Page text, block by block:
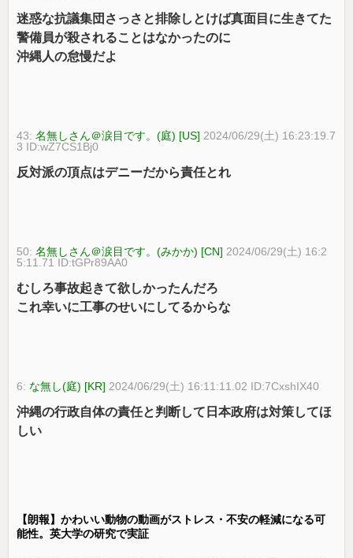
迷惑な抗議集団さっさと排除しとけば真面目に生きてた
警備員が殺されることはなかったのに
沖縄人の怠慢だよ
43:名無しさん＠涙目です。(庭) [US] 2024/06/29(土) 16:23:19.7
3 ID:wZ7CS1Bj0
反対派の頂点はデニーだから責任とれ
50:名無しさん＠涙目です。(みかか) [CN] 2024/06/29(土) 16:2
5:11.71 ID:tGPr89AA0
むしろ事故起きて欲しかったんだろ
これ幸いに工事のせいにしてるからな
6: な無し(庭) [KR] 2024/06/29(土) 16:11:11.02 ID:7CxshIX40
沖縄の行政自体の責任と判断して日本政府は対策してほ
しい
【朗報】かわいい動物の動画がストレス・不安の軽減になる可
能性。英大学の研究で実証